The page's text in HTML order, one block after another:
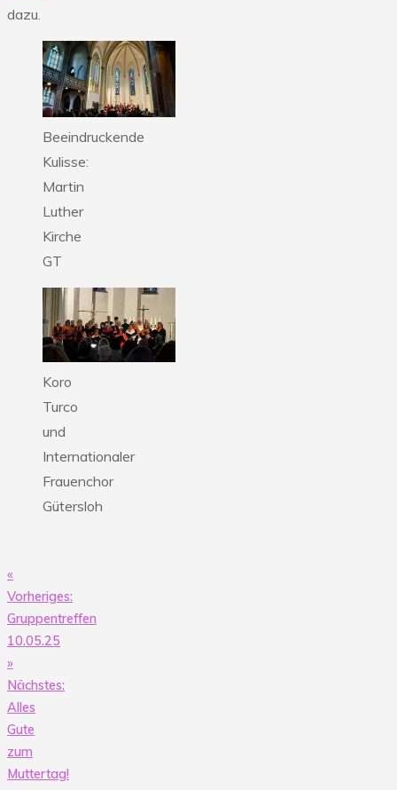
dazu.
Beeindruckende
Kulisse:
Martin
Luther
Kirche
GT
Koro
Turco
und
Internationaler
Frauenchor
Gütersloh
Beitragsnavigation
«
Vorheriges:
Gruppentreffen
10.05.25
»
Nächstes:
Alles
Gute
zum
Muttertag!